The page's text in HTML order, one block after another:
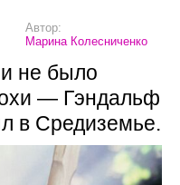
Автор:
Марина Колесниченко
не было
— Гэндальф
в Средиземье.